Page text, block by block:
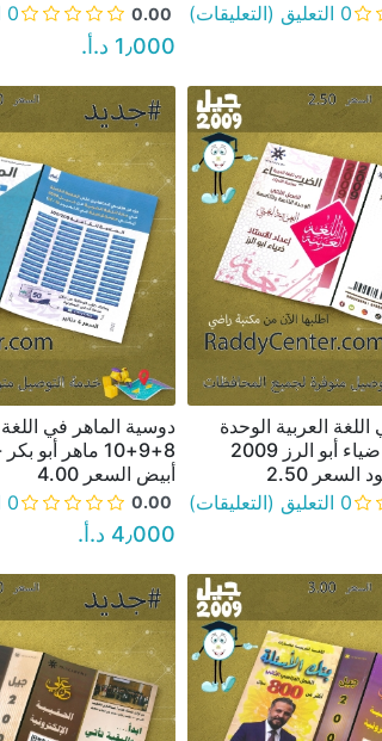
0 التعليق (التعليقات) 0.00 0 التعليق (التعليقات)
1٫000 د.أ.‏
نظرة سريعة
العربية الوحدة
الثامنة والتاسعة ضياء أبو الرز 2009
2.50
0 التعليق (التعليقات)
نظرة
دوسية الماهر في اللغة
أبيض السعر 4.00
0.00 0 التعليق (التعليقات)
4٫000 د.أ.‏